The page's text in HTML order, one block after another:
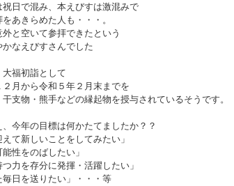
祝日で混み、本えびすは激混みで
をあきらめた人も・・・。
と空いて参拝できたという
かなえびすさんでした
大福初詣として
２月から令和５年２月末までを
支物・熊手などの縁起物を授与されているそうです。
、今年の目標は何かたてましたか？？
えて新しいことをしてみたい」
能性をのばしたい」
つ力を存分に発揮・活躍したい」
毎日を送りたい」・・・等